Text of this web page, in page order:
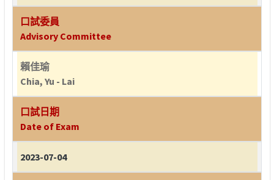
口試委員
Advisory Committee
賴佳瑜
Chia, Yu - Lai
口試日期
Date of Exam
2023-07-04